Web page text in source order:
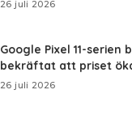
26 juli 2026
Google Pixel 11-serien
bekräftat att priset
26 juli 2026